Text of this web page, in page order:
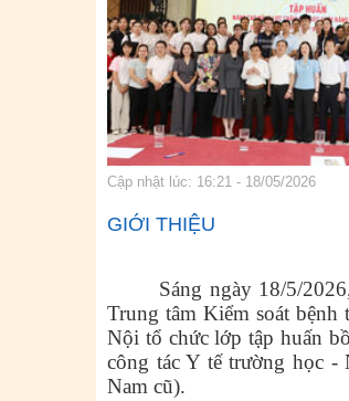
Cập nhật lúc: 16:21 - 18/05/2026
GIỚI THIỆU
Sáng ngày 18/5/
Trung tâm Kiểm soát
Nội tổ chức lớp tập huấn
công tác Y tế trường học -
Nam cũ).